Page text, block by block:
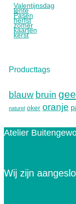
Valentijnsdag
lente
Pasen
herfst
zomer
kaarten
kerst
Producttags
blauw bruin
naturel oker oranje
Atelier
Wij zijn